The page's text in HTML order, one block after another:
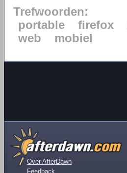
Trefwoorden:
portable
firefox
web
mobiel
Over AfterDawn
Feedback